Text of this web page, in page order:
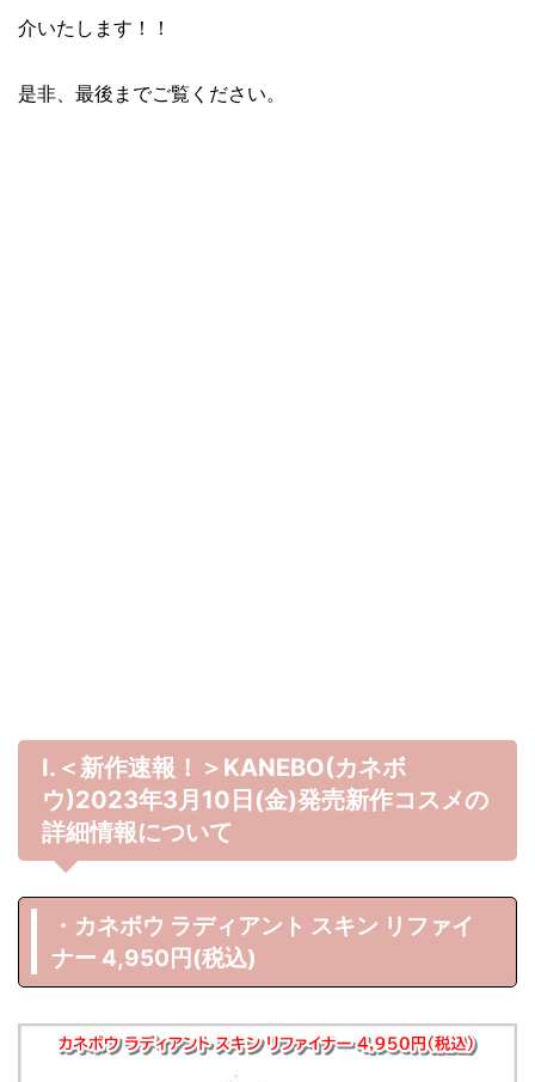
介いたします！！
是非、最後までご覧ください。
Ⅰ.＜新作速報！＞KANEBO(カネボ
ウ)2023年3月10日(金)発売新作コスメの
詳細情報について
・カネボウ ラディアント スキン リファイ
ナー 4,950円(税込)